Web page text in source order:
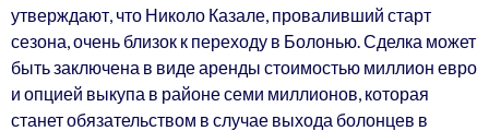
утверждают, что Николо Казале, проваливший старт
сезона, очень близок к переходу в Болонью. Сделка может
быть заключена в виде аренды стоимостью миллион евро
и опцией выкупа в районе семи миллионов, которая
станет обязательством в случае выхода болонцев в